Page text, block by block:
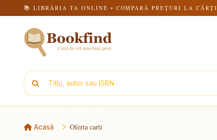
📚 LIBRĂRIA TA ONLINE • COMPARĂ PREȚURI LA CĂRȚI
Acasă Oferta carti